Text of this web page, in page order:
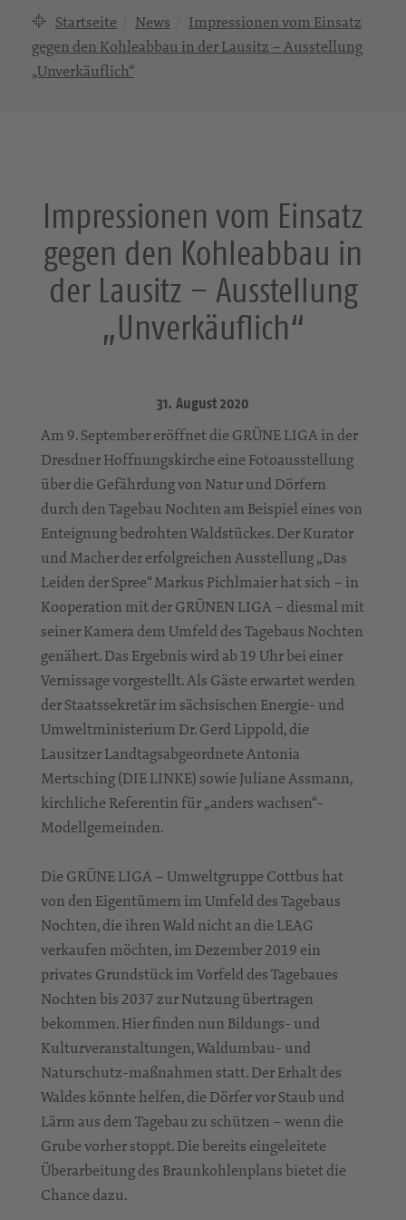
Startseite News
Impressionen vom Einsatz
gegen den Kohleabbau in der Lausitz – Ausstellung
„Unverkäuflich“
Impressionen vom Einsatz
gegen den Kohleabbau in
der Lausitz – Ausstellung
„Unverkäuflich“
31. August 2020
Am 9. September eröffnet die GRÜNE LIGA in der
Dresdner Hoffnungskirche eine Fotoausstellung
über die Gefährdung von Natur und Dörfern
durch den Tagebau Nochten am Beispiel eines von
Enteignung bedrohten Waldstückes. Der Kurator
und Macher der erfolgreichen Ausstellung „Das
Leiden der Spree“ Markus Pichlmaier hat sich – in
Kooperation mit der GRÜNEN LIGA – diesmal mit
seiner Kamera dem Umfeld des Tagebaus Nochten
genähert. Das Ergebnis wird ab 19 Uhr bei einer
Vernissage vorgestellt. Als Gäste erwartet werden
der Staatssekretär im sächsischen Energie- und
Umweltministerium Dr. Gerd Lippold, die
Lausitzer Landtagsabgeordnete Antonia
Mertsching (DIE LINKE) sowie Juliane Assmann,
kirchliche Referentin für „anders wachsen“-
Modellgemeinden.
Die GRÜNE LIGA – Umweltgruppe Cottbus hat
von den Eigentümern im Umfeld des Tagebaus
Nochten, die ihren Wald nicht an die LEAG
verkaufen möchten, im Dezember 2019 ein
privates Grundstück im Vorfeld des Tagebaues
Nochten bis 2037 zur Nutzung übertragen
bekommen. Hier finden nun Bildungs- und
Kulturveranstaltungen, Waldumbau- und
Naturschutz-maßnahmen statt. Der Erhalt des
Waldes könnte helfen, die Dörfer vor Staub und
Lärm aus dem Tagebau zu schützen – wenn die
Grube vorher stoppt. Die bereits eingeleitete
Überarbeitung des Braunkohlenplans bietet die
Chance dazu.